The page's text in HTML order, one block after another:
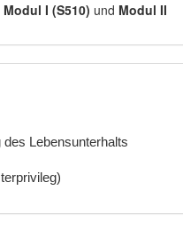
Modul I (S510) und Modul II
Lebensunterhalts